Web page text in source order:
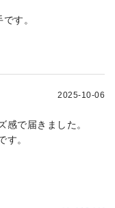
す。
2025-10-06
で届きました。
す。